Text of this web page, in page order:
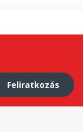
Feliratkozás